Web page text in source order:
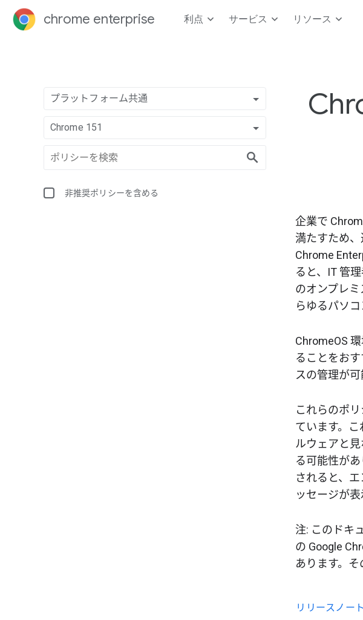
chrome enterprise 利点 サービス リソース
プラットフォーム共通
Chrome 151
非推奨ポリシーを含める
企業で
満たすため
Chrome
ると、IT 管
のオンプレ
らゆるパソ
ChromeOS
ることをお
スの管理が
これらのポ
ています。
ルウェアと
る可能性が
されると、
ッセージが表
注: このドキ
の Google
あります。
リリースノー